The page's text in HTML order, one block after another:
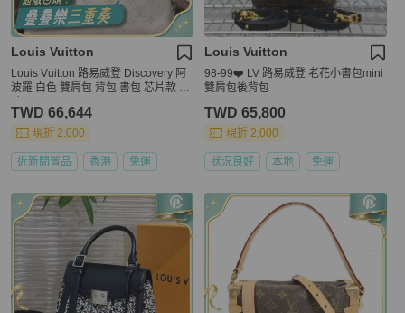
Louis Vuitton
Louis Vuitton 路易威登 Discovery 阿
波羅 白色 雙肩包 背包 書包 芯片款 尺
TWD 66,644
現折 2,000
近新閒置品 香港 免運
Louis Vuitton
98-99❤️ LV 路易威登 老花小書包mini
雙肩包後背包
TWD 65,800
現折 2,000
狀況良好 本地 免運